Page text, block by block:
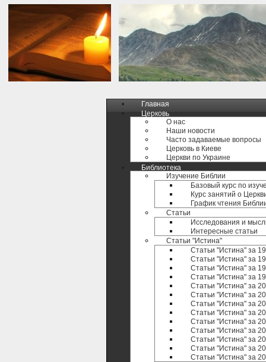
Главная
Церковь
О нас
Наши новости
Часто задаваемые вопросы
Церковь в Киеве
Церкви по Украине
Библиотека
Изучение Библии
Базовый курс по
Курс занятий о
График чтения
Статьи
Исследования и
Интересные статьи
Статьи "Истина"
Статьи "Истина" за
Статьи "Истина" за
Статьи "Истина" за
Статьи "Истина" за
Статьи "Истина" за
Статьи "Истина" за
Статьи "Истина" за
Статьи "Истина" за
Статьи "Истина" за
Статьи "Истина" за
Статьи "Истина" за
Статьи "Истина" за
Статьи "Истина" за